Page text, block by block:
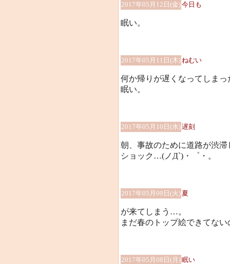
2017年05月12日(金)今日も
眠い。
2017年05月11日(木)ねむい
何か帰りが遅くなってしまっ
眠い。
2017年05月10日(水)遅刻
朝、事故のために道路が渋
ショック…(ノД`)・゜・。
2017年05月09日(火) 夏
が来てしまう…。
まだ春のトップ絵できてな
2017年05月08日(月)眠い